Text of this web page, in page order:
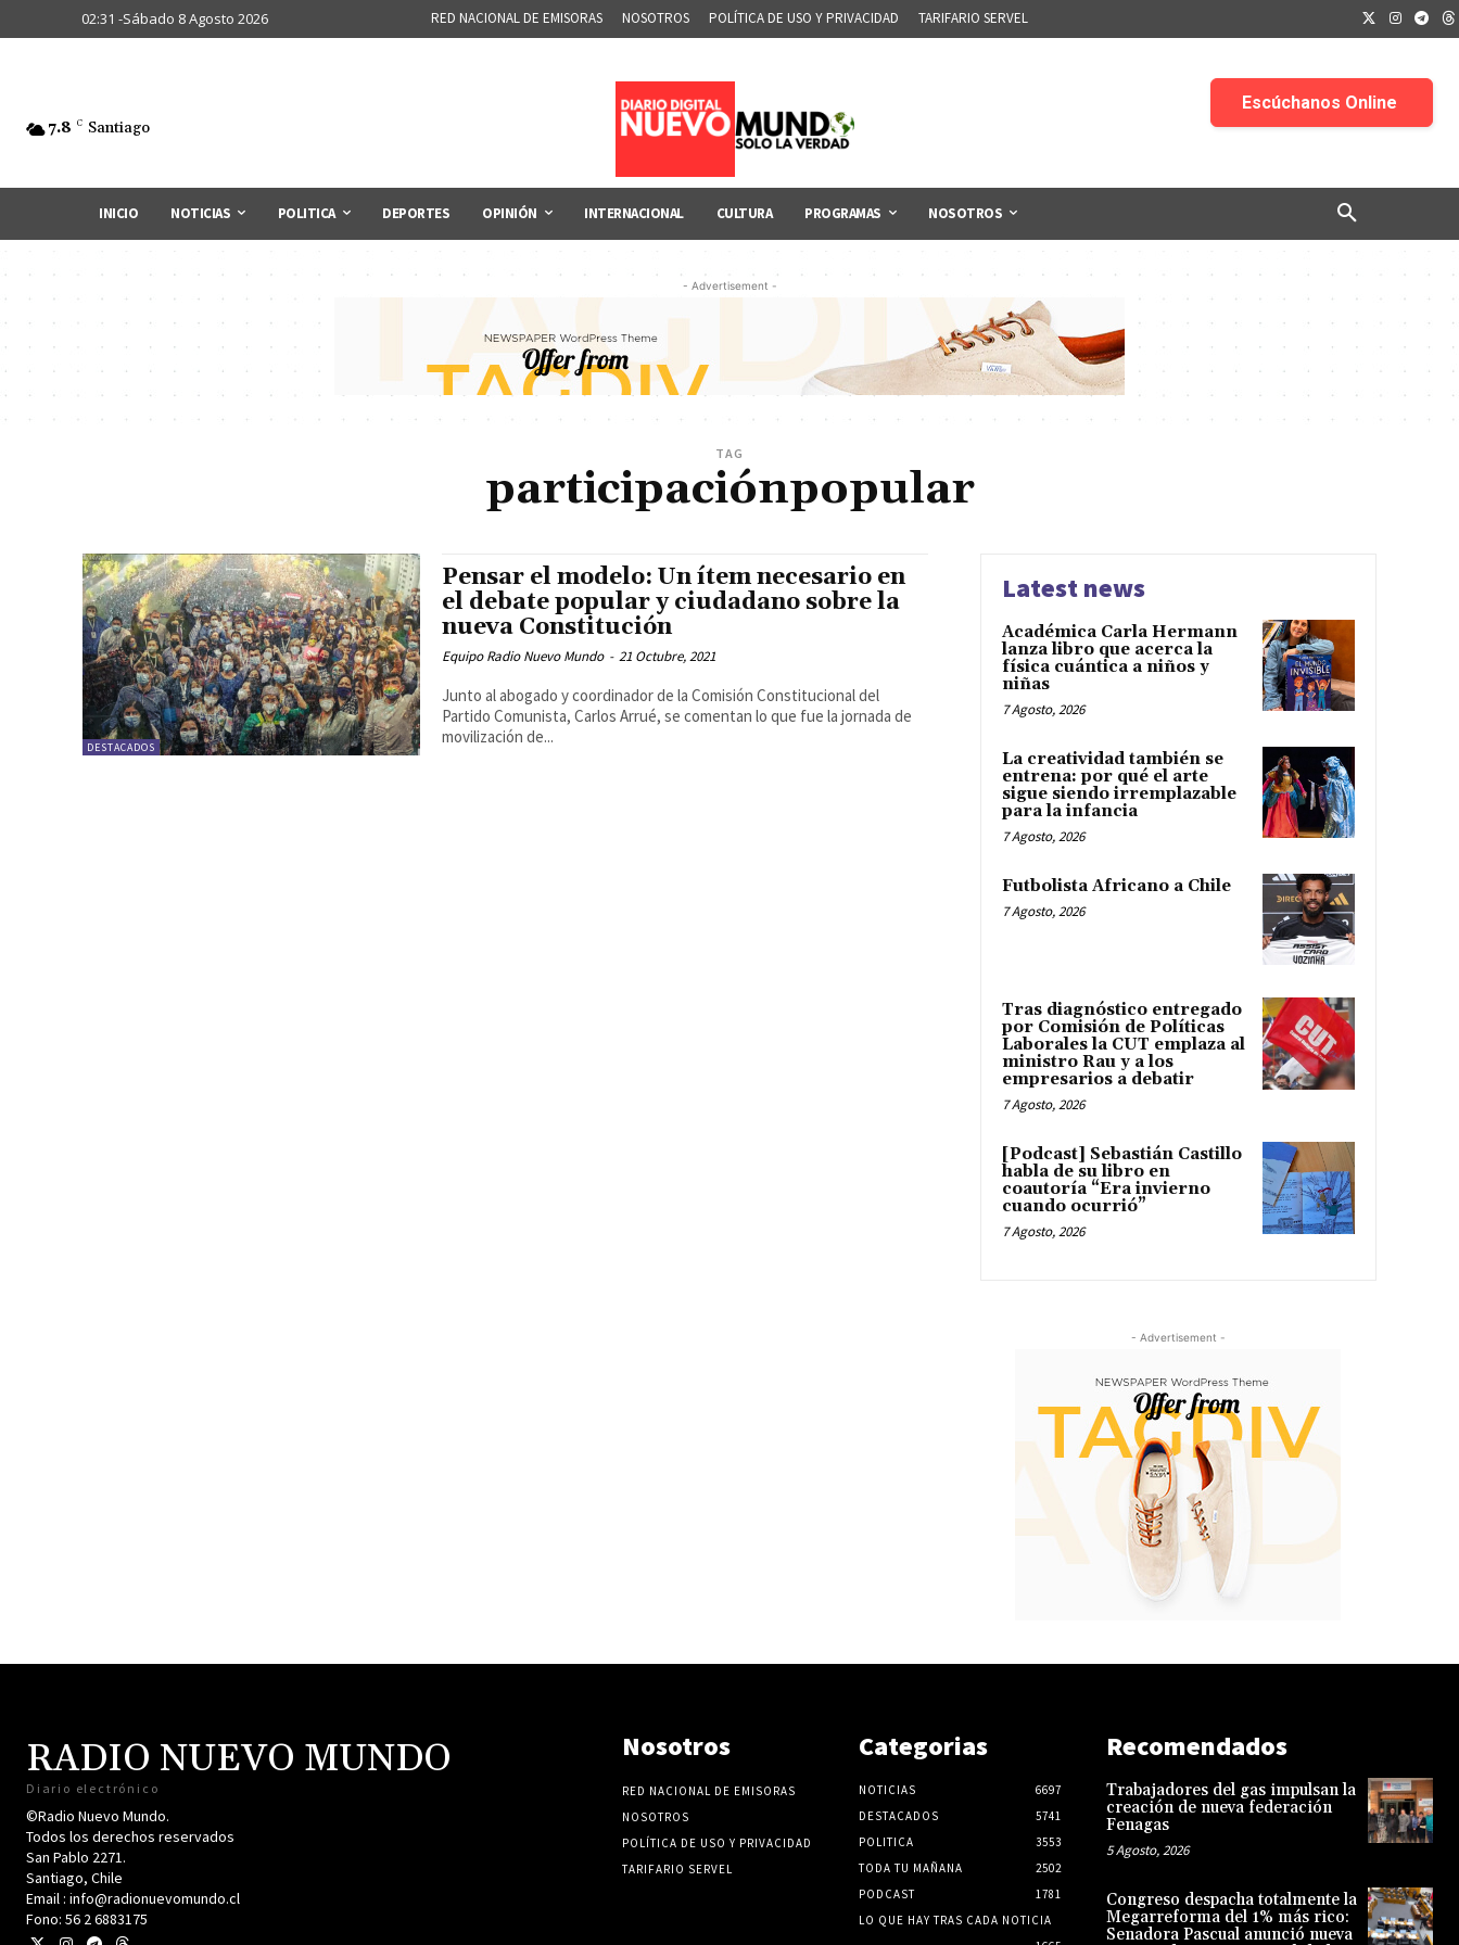
02:31 -Sábado 8 Agosto 2026 RED NACIONAL DE EMISORAS NOSOTROS POLÍTICA DE USO Y PRIVACIDAD TARIFARIO SERVEL
7.8 C Santiago
INICIO NOTICIAS POLITICA DEPORTES OPINIÓN INTERNACIONAL CULTURA PROGRAMAS NOSOTROS
- Advertisement -
TAG
participaciónpopular
DESTACADOS
Pensar el modelo: Un ítem necesario en
el debate popular y ciudadano sobre la
nueva Constitución
Equipo Radio Nuevo Mundo - 21 Octubre, 2021
Junto al abogado y coordinador de la Comisión Constitucional del
Partido Comunista, Carlos Arrué, se comentan lo que fue la jornada de
movilización de...
Latest news
Académica Carla Hermann
lanza libro que acerca la
física cuántica a niños y
niñas
7 Agosto, 2026
La creatividad también se
entrena: por qué el arte
sigue siendo irremplazable
para la infancia
7 Agosto, 2026
Futbolista Africano a Chile
7 Agosto, 2026
Tras diagnóstico entregado
por Comisión de Políticas
Laborales la CUT emplaza al
ministro Rau y a los
empresarios a debatir
7 Agosto, 2026
[Podcast] Sebastián Castillo
habla de su libro en
coautoría “Era invierno
cuando ocurrió”
7 Agosto, 2026
- Advertisement -
RADIO NUEVO MUNDO
Diario electrónico
©Radio Nuevo Mundo.
Todos los derechos reservados
San Pablo 2271.
Santiago, Chile
Email : info@radionuevomundo.cl
Fono: 56 2 6883175
Nosotros
RED NACIONAL DE EMISORAS
NOSOTROS
POLÍTICA DE USO Y PRIVACIDAD
TARIFARIO SERVEL
Categorias
NOTICIAS
6697
DESTACADOS
5741
POLITICA
3553
TODA TU MAÑANA
2502
PODCAST
1781
LO QUE HAY TRAS CADA NOTICIA
Recomendados
Trabajadores del gas impulsan la
creación de nueva federación
Fenagas
5 Agosto, 2026
Congreso despacha totalmente la
Megarreforma del 1% más rico:
Senadora Pascual anunció nueva